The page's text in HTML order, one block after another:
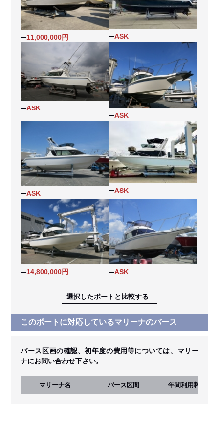
11,000,000円 ASK
ASK
ASK
ASK ASK
14,800,000円 ASK
選択したボートと比較する
このボートに対応しているマリーナのバース
バース区画の確認、初年度の費用等については、マリー
ナにお問い合わせ下さい。
マリーナ名 バース区間 年間利用料